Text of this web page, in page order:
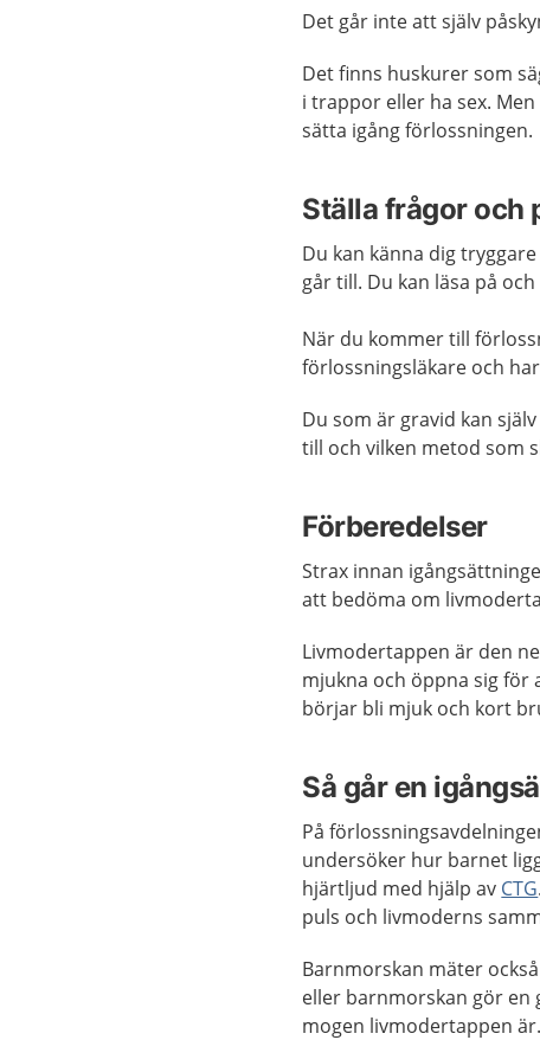
Det går inte att själv
Det finns huskurer som
i trappor eller ha sex.
sätta igång förlossningen.
Ställa frågor och
Du kan känna dig
går till. Du kan läsa på
När du kommer till
förlossningsläkare och
Du som är gravid kan
till och vilken metod som
Förberedelser
Strax innan
att bedöma om
Livmodertappen är den
mjukna och öppna sig
börjar bli mjuk och kort
Så går en
På
undersöker hur barnet
hjärtljud med hjälp av CTG
puls och livmoderns
Barnmorskan mäter
eller barnmorskan gör en
mogen livmodertappen är.